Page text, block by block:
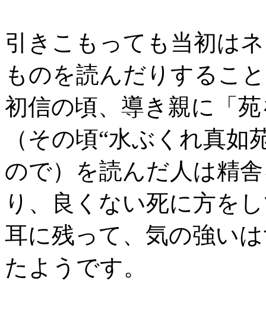
引きこもっても当初は
ものを読んだりするこ
初信の頃、導き親に「
（その頃“水ぶくれ真
ので）を読んだ人は精
り、良くない死に方を
耳に残って、気の強い
たようです。